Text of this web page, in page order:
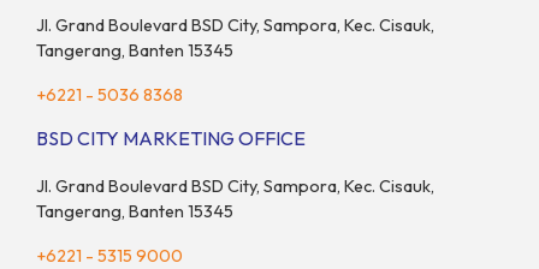
Jl. Grand Boulevard BSD City, Sampora, Kec. Cisauk,
Tangerang, Banten 15345
+6221 - 5036 8368
BSD CITY MARKETING OFFICE
Jl. Grand Boulevard BSD City, Sampora, Kec. Cisauk,
Tangerang, Banten 15345
+6221 - 5315 9000